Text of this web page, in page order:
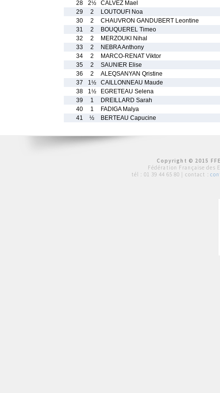
28
2½
CALVEZ Mael
29
2
LOUTOUFI Noa
30
2
CHAUVRON GANDUBERT Leontine
31
2
BOUQUEREL Timeo
32
2
MERZOUKI Nihal
33
2
NEBRA Anthony
34
2
MARCO-RENAT Viktor
35
2
SAUNIER Elise
36
2
ALEQSANYAN Qristine
37
1½
CAILLONNEAU Maude
38
1½
EGRETEAU Selena
39
1
DREILLARD Sarah
40
1
FADIGA Malya
41
½ BERTEAU Capucine
Copyright © 2015
Fédération Française des
tél : 01 39 44 65 80 | contact :